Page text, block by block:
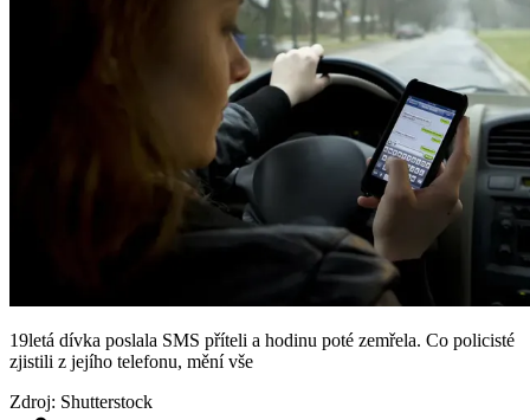
19letá dívka poslala SMS příteli a hodinu poté zemřela. Co policisté
zjistili z jejího telefonu, mění vše
Zdroj: Shutterstock